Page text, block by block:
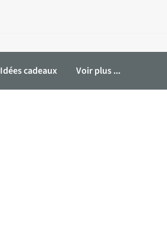
Idées cadeaux Voir plus ...